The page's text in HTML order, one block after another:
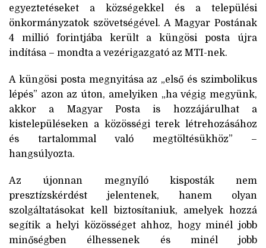
egyeztetéseket a községekkel és a települési
önkormányzatok szövetségével. A Magyar Postának
4 millió forintjába került a küngösi posta újra
indítása – mondta a vezérigazgató az MTI-nek.
A küngösi posta megnyitása az „első és szimbolikus
lépés” azon az úton, amelyiken „ha végig megyünk,
akkor a Magyar Posta is hozzájárulhat a
kistelepüléseken a közösségi terek létrehozásához
és tartalommal való megtöltésükhöz” –
hangsúlyozta.
Az újonnan megnyíló kisposták nem
presztízskérdést jelentenek, hanem olyan
szolgáltatásokat kell biztosítaniuk, amelyek hozzá
segítik a helyi közösséget ahhoz, hogy minél jobb
minőségben élhessenek és minél jobb